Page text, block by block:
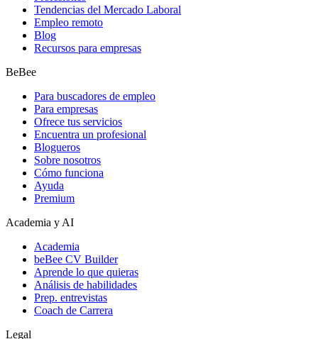
Tendencias del Mercado Laboral
Empleo remoto
Blog
Recursos para empresas
BeBee
Para buscadores de empleo
Para empresas
Ofrece tus servicios
Encuentra un profesional
Blogueros
Sobre nosotros
Cómo funciona
Ayuda
Premium
Academia y AI
Academia
beBee CV Builder
Aprende lo que quieras
Análisis de habilidades
Prep. entrevistas
Coach de Carrera
Legal